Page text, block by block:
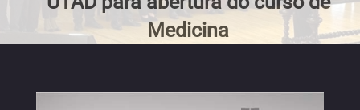
Medicina